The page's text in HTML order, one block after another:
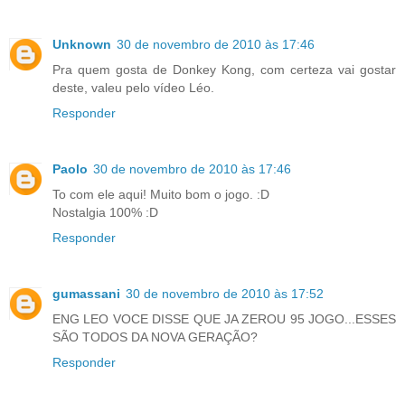
Unknown 30 de novembro de 2010 às 17:46
Pra quem gosta de Donkey Kong, com certeza vai gostar
deste, valeu pelo vídeo Léo.
Responder
Paolo 30 de novembro de 2010 às 17:46
To com ele aqui! Muito bom o jogo. :D
Nostalgia 100% :D
Responder
gumassani 30 de novembro de 2010 às 17:52
ENG LEO VOCE DISSE QUE JA ZEROU 95 JOGO...ESSES
SÃO TODOS DA NOVA GERAÇÃO?
Responder